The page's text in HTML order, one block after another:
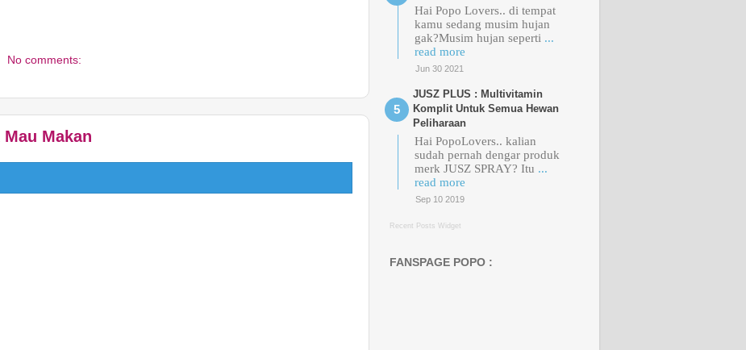
No comments:
Makan
Review Catfood Merk
Bolt
MeO Persian
Hai Popo Lovers.. di tempat
kamu sedang musim hujan
gak?Musim hujan seperti ...
read more
Jun 30 2021
JUSZ PLUS : Multivitamin
Komplit Untuk Semua Hewan
Peliharaan
Hai PopoLovers.. kalian
sudah pernah dengar produk
merk JUSZ SPRAY? Itu ...
read more
Sep 10 2019
Recent Posts Widget
FANSPAGE POPO :